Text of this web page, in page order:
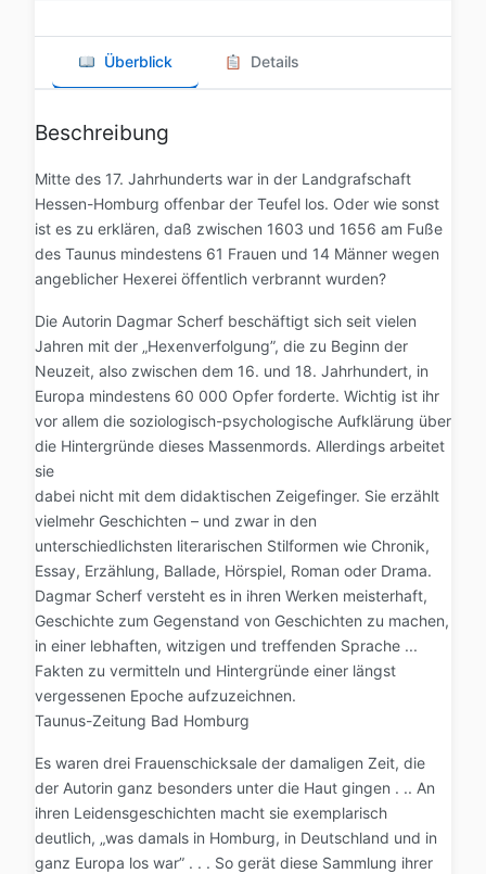
Überblick Details
Beschreibung
Mitte des 17. Jahrhunderts war in der Landgrafschaft
Hessen-Homburg offenbar der Teufel los. Oder wie sonst
ist es zu erklären, daß zwischen 1603 und 1656 am Fuße
des Taunus mindestens 61 Frauen und 14 Männer wegen
angeblicher Hexerei öffentlich verbrannt wurden?
Die Autorin Dagmar Scherf beschäftigt sich seit vielen
Jahren mit der „Hexenverfolgung”, die zu Beginn der
Neuzeit, also zwischen dem 16. und 18. Jahrhundert, in
Europa mindestens 60 000 Opfer forderte. Wichtig ist ihr
vor allem die soziologisch-psychologische Aufklärung über
die Hintergründe dieses Massenmords. Allerdings arbeitet
sie
dabei nicht mit dem didaktischen Zeigefinger. Sie erzählt
vielmehr Geschichten – und zwar in den
unterschiedlichsten literarischen Stilformen wie Chronik,
Essay, Erzählung, Ballade, Hörspiel, Roman oder Drama.
Dagmar Scherf versteht es in ihren Werken meisterhaft,
Geschichte zum Gegenstand von Geschichten zu machen,
in einer lebhaften, witzigen und treffenden Sprache ...
Fakten zu vermitteln und Hintergründe einer längst
vergessenen Epoche aufzuzeichnen.
Taunus-Zeitung Bad Homburg
Es waren drei Frauenschicksale der damaligen Zeit, die
der Autorin ganz besonders unter die Haut gingen . .. An
ihren Leidensgeschichten macht sie exemplarisch
deutlich, „was damals in Homburg, in Deutschland und in
ganz Europa los war” . . . So gerät diese Sammlung ihrer